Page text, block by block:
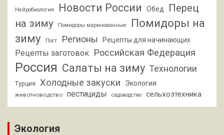
Нейробиология Новости России Обед
Перец
на зиму
Помидоры маринованные
Помидоры на
зиму
Пост Регионы Рецепты для начинающих
Рецепты заготовок Российская Федерация
Россия Салаты на зиму Технологии
Турция Холодные закуски Экология
животноводство пестициды садоводство сельхозтехника
Экология